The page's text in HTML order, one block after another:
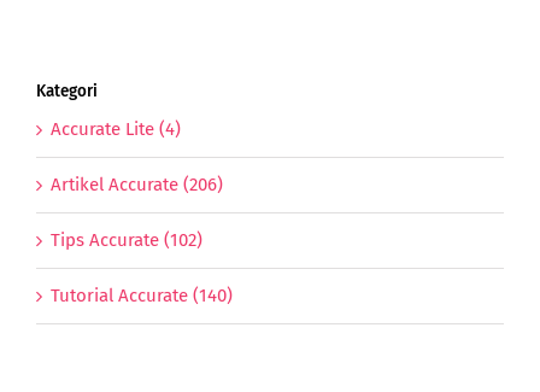
Kategori
Accurate Lite (4)
Artikel Accurate (206)
Tips Accurate (102)
Tutorial Accurate (140)